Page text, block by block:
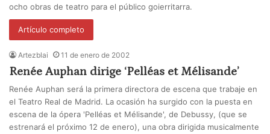
ocho obras de teatro para el público goierritarra.
Artículo completo
Artezblai 11 de enero de 2002
Renée Auphan dirige ‘Pelléas et Mélisande’
Renée Auphan será la primera directora de escena que trabaje en
el Teatro Real de Madrid. La ocasión ha surgido con la puesta en
escena de la ópera 'Pelléas et Mélisande', de Debussy, (que se
estrenará el próximo 12 de enero), una obra dirigida musicalmente